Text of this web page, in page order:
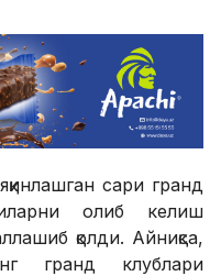
сари гранд
олиб келиш
қолди. Айниқса,
гранд клублари